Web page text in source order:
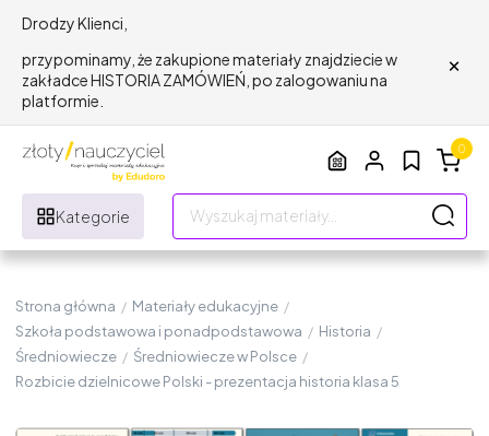
Drodzy Klienci,
przypominamy, że zakupione materiały znajdziecie w
zakładce HISTORIA ZAMÓWIEŃ, po zalogowaniu na
platformie.
×
Kategorie
0
Strona główna / Materiały edukacyjne /
Szkoła podstawowa i ponadpodstawowa / Historia /
Średniowiecze / Średniowiecze w Polsce /
Rozbicie dzielnicowe Polski - prezentacja historia klasa 5